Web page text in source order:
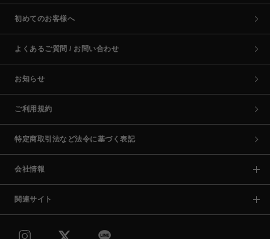
初めてのお客様へ
よくあるご質問 / お問い合わせ
お知らせ
ご利用規約
特定商取引法など法令に基づく表記
会社情報
関連サイト